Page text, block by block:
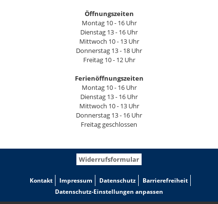
Öffnungszeiten
Montag 10 - 16 Uhr
Dienstag 13 - 16 Uhr
Mittwoch 10 - 13 Uhr
Donnerstag 13 - 18 Uhr
Freitag 10 - 12 Uhr
Ferienöffnungszeiten
Montag 10 - 16 Uhr
Dienstag 13 - 16 Uhr
Mittwoch 10 - 13 Uhr
Donnerstag 13 - 16 Uhr
Freitag geschlossen
Widerrufsformular
Kontakt Impressum Datenschutz
Barrierefreiheit
Datenschutz-Einstellungen anpassen